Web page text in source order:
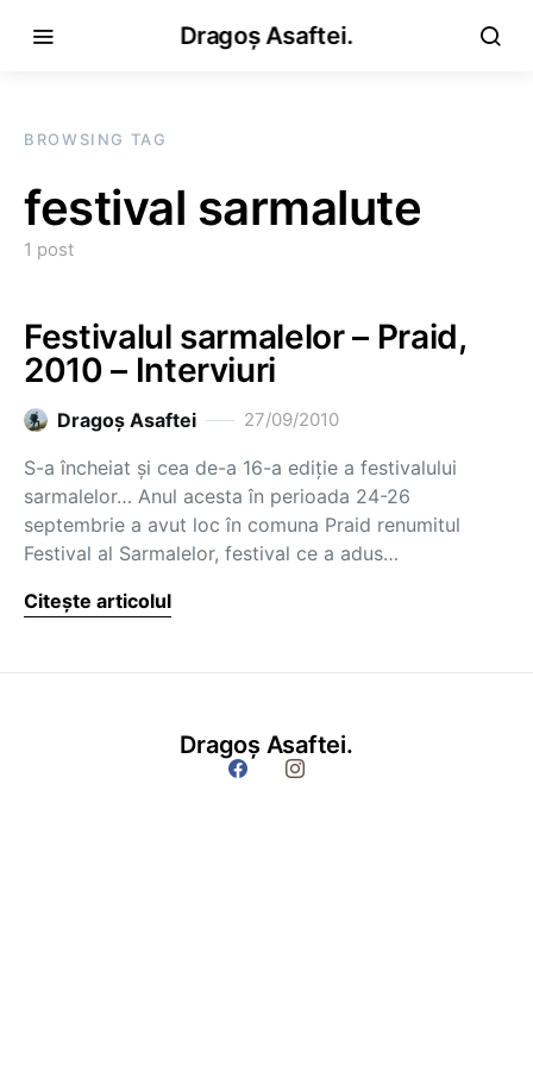
Dragoș Asaftei.
BROWSING TAG
festival sarmalute
1 post
Festivalul sarmalelor – Praid,
2010 – Interviuri
Dragoş Asaftei 27/09/2010
S-a încheiat şi cea de-a 16-a ediţie a festivalului
sarmalelor… Anul acesta în perioada 24-26
septembrie a avut loc în comuna Praid renumitul
Festival al Sarmalelor, festival ce a adus…
Citește articolul
Dragoș Asaftei.